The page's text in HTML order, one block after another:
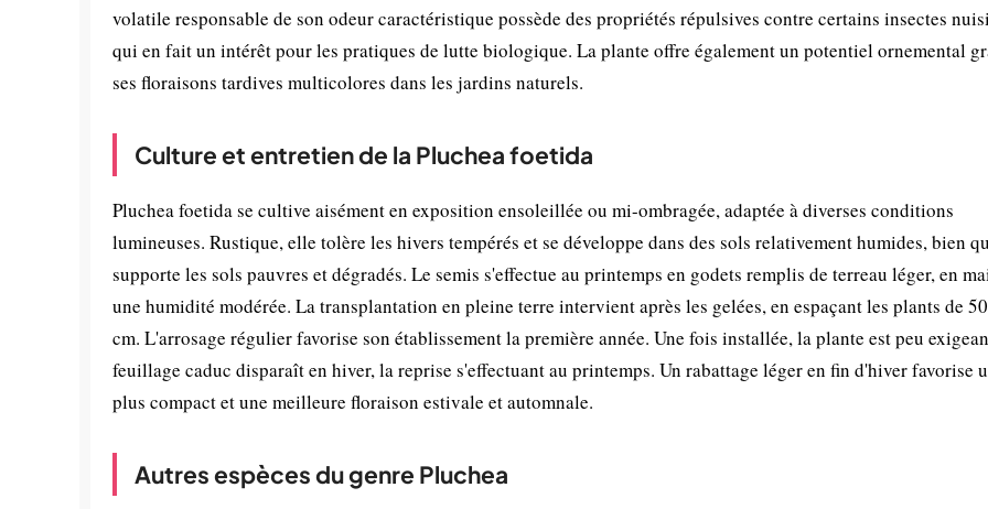
volatile responsable de son odeur caractéristique possède des propriétés répulsives contre certains insectes
qui en fait un intérêt pour les pratiques de lutte biologique. La plante offre également un potentiel ornemental
ses floraisons tardives multicolores dans les jardins naturels.
Culture et entretien de la Pluchea foetida
Pluchea foetida se cultive aisément en exposition ensoleillée ou mi-ombragée, adaptée à diverses conditions
lumineuses. Rustique, elle tolère les hivers tempérés et se développe dans des sols relativement humides, bien
supporte les sols pauvres et dégradés. Le semis s'effectue au printemps en godets remplis de terreau léger, en
une humidité modérée. La transplantation en pleine terre intervient après les gelées, en espaçant les plants de
cm. L'arrosage régulier favorise son établissement la première année. Une fois installée, la plante est peu
feuillage caduc disparaît en hiver, la reprise s'effectuant au printemps. Un rabattage léger en fin d'hiver favorise
plus compact et une meilleure floraison estivale et automnale.
Autres espèces du genre Pluchea